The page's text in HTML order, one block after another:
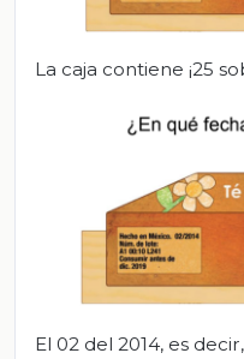
La caja contiene ¡25
El 02 del 2014, es